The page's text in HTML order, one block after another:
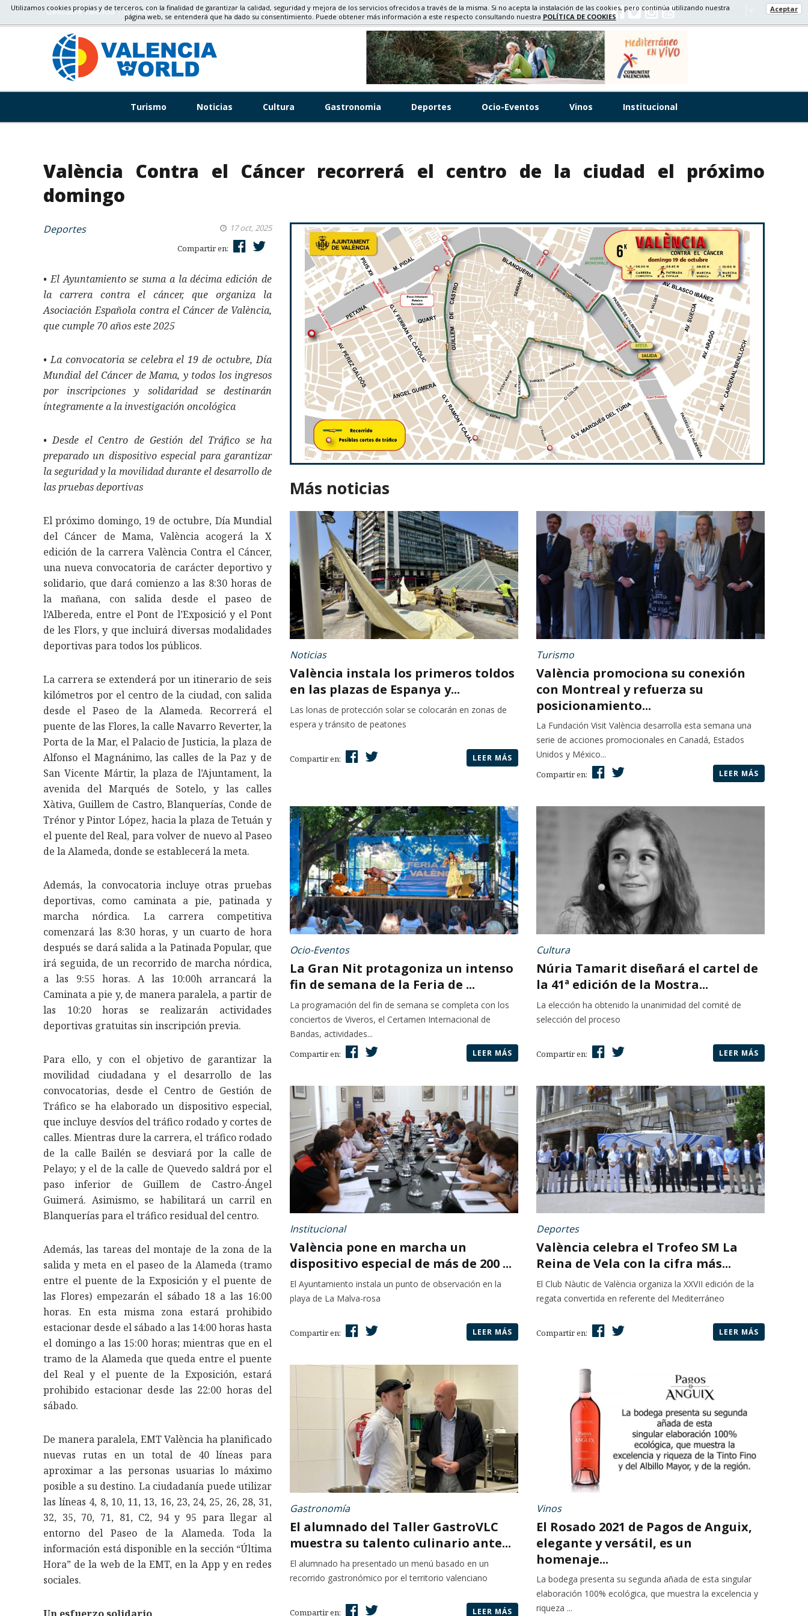
Descubre valencia El Tiempo GASTRONOMÍA, TURISMO, CULTURA Select Language
Turismo Noticias Cultura Gastronomia Deportes Ocio-Eventos Vinos Institucional
València Contra el Cáncer recorrerá el centro de la ciudad el próximo
domingo
Deportes
17 oct, 2025
Compartir en:
• El Ayuntamiento se suma a la décima edición de
la carrera contra el cáncer, que organiza la
Asociación Española contra el Cáncer de València,
que cumple 70 años este 2025
• La convocatoria se celebra el 19 de octubre, Día
Mundial del Cáncer de Mama, y todos los ingresos
por inscripciones y solidaridad se destinarán
íntegramente a la investigación oncológica
• Desde el Centro de Gestión del Tráfico se ha
preparado un dispositivo especial para garantizar
la seguridad y la movilidad durante el desarrollo de
las pruebas deportivas
El próximo domingo, 19 de octubre, Día Mundial
del Cáncer de Mama, València acogerá la X
edición de la carrera València Contra el Cáncer,
una nueva convocatoria de carácter deportivo y
solidario, que dará comienzo a las 8:30 horas de
la mañana, con salida desde el paseo de
l’Albereda, entre el Pont de l’Exposició y el Pont
de les Flors, y que incluirá diversas modalidades
deportivas para todos los públicos.
La carrera se extenderá por un itinerario de seis
kilómetros por el centro de la ciudad, con salida
desde el Paseo de la Alameda. Recorrerá el
puente de las Flores, la calle Navarro Reverter, la
Porta de la Mar, el Palacio de Justicia, la plaza de
Alfonso el Magnánimo, las calles de la Paz y de
San Vicente Mártir, la plaza de l’Ajuntament, la
avenida del Marqués de Sotelo, y las calles
Xàtiva, Guillem de Castro, Blanquerías, Conde de
Trénor y Pintor López, hacia la plaza de Tetuán y
el puente del Real, para volver de nuevo al Paseo
de la Alameda, donde se establecerá la meta.
Además, la convocatoria incluye otras pruebas
deportivas, como caminata a pie, patinada y
marcha nórdica. La carrera competitiva
comenzará las 8:30 horas, y un cuarto de hora
después se dará salida a la Patinada Popular, que
irá seguida, de un recorrido de marcha nórdica,
a las 9:55 horas. A las 10:00h arrancará la
Caminata a pie y, de manera paralela, a partir de
las 10:20 horas se realizarán actividades
deportivas gratuitas sin inscripción previa.
Para ello, y con el objetivo de garantizar la
movilidad ciudadana y el desarrollo de las
convocatorias, desde el Centro de Gestión de
Tráfico se ha elaborado un dispositivo especial,
que incluye desvíos del tráfico rodado y cortes de
calles. Mientras dure la carrera, el tráfico rodado
de la calle Bailén se desviará por la calle de
Pelayo; y el de la calle de Quevedo saldrá por el
paso inferior de Guillem de Castro-Ángel
Guimerá. Asimismo, se habilitará un carril en
Blanquerías para el tráfico residual del centro.
Además, las tareas del montaje de la zona de la
salida y meta en el paseo de la Alameda (tramo
entre el puente de la Exposición y el puente de
las Flores) empezarán el sábado 18 a las 16:00
horas. En esta misma zona estará prohibido
estacionar desde el sábado a las 14:00 horas hasta
el domingo a las 15:00 horas; mientras que en el
tramo de la Alameda que queda entre el puente
del Real y el puente de la Exposición, estará
prohibido estacionar desde las 22:00 horas del
sábado.
De manera paralela, EMT València ha planificado
nuevas rutas en un total de 40 líneas para
aproximar a las personas usuarias lo máximo
posible a su destino. La ciudadanía puede utilizar
las líneas 4, 8, 10, 11, 13, 16, 23, 24, 25, 26, 28, 31,
32, 35, 70, 71, 81, C2, 94 y 95 para llegar al
entorno del Paseo de la Alameda. Toda la
información está disponible en la sección “Última
Hora” de la web de la EMT, en la App y en redes
sociales.
Más noticias
Noticias
València instala los primeros toldos
en las plazas de Espanya y...
Las lonas de protección solar se colocarán en zonas de
espera y tránsito de peatones
Compartir en: LEER MÁS
Turismo
València promociona su conexión
con Montreal y refuerza su
posicionamiento...
La Fundación Visit València desarrolla esta semana una
serie de acciones promocionales en Canadá, Estados
Unidos y México...
Compartir en: LEER MÁS
Ocio-Eventos
La Gran Nit protagoniza un intenso
fin de semana de la Feria de ...
La programación del fin de semana se completa con los
conciertos de Viveros, el Certamen Internacional de
Bandas, actividades...
Compartir en: LEER MÁS
Cultura
Núria Tamarit diseñará el cartel de
la 41ª edición de la Mostra...
La elección ha obtenido la unanimidad del comité de
selección del proceso
Compartir en: LEER MÁS
Institucional
València pone en marcha un
dispositivo especial de más de 200 ...
El Ayuntamiento instala un punto de observación en la
playa de La Malva-rosa
Compartir en: LEER MÁS
Deportes
València celebra el Trofeo SM La
Reina de Vela con la cifra más...
El Club Nàutic de València organiza la XXVII edición de la
regata convertida en referente del Mediterráneo
Compartir en: LEER MÁS
Gastronomía
El alumnado del Taller GastroVLC
muestra su talento culinario ante...
El alumnado ha presentado un menú basado en un
recorrido gastronómico por el territorio valenciano
Compartir en: LEER MÁS
Vinos
El Rosado 2021 de Pagos de Anguix,
elegante y versátil, es un
homenaje...
La bodega presenta su segunda añada de esta singular
elaboración 100% ecológica, que muestra la excelencia y
riqueza ...
Utilizamos cookies propias y de terceros, con la finalidad de garantizar la calidad, seguridad y mejora de los servicios ofrecidos a través de la misma. Si no acepta la instalación de las cookies, pero continúa utilizando nuestra
página web, se entenderá que ha dado su consentimiento. Puede obtener más información a este respecto consultando nuestra POLÍTICA DE COOKIES
Aceptar